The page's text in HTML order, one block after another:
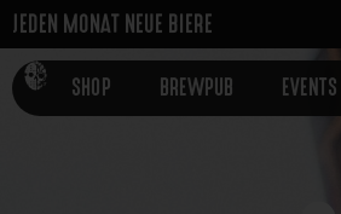
JEDEN MONAT NEUE BIERE
SHOP BREWPUB EVENTS